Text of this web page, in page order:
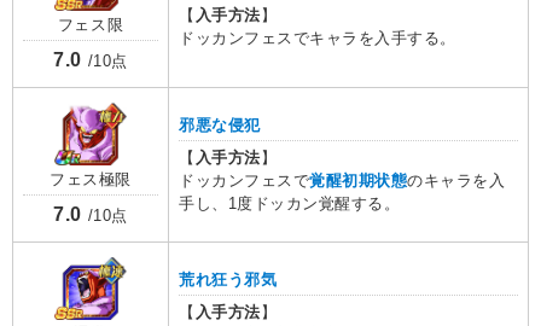
フェス限
7.0 /10点
【 入手方法】
ドッカンフェスでキャラを入手する。
フェス極限
7.0 /10点
邪悪な侵犯
【 入手方法】
ドッカンフェスで覚醒初期状態のキャラを入
手し、1度ドッカン覚醒する。
荒れ狂う邪気
【 入手方法】